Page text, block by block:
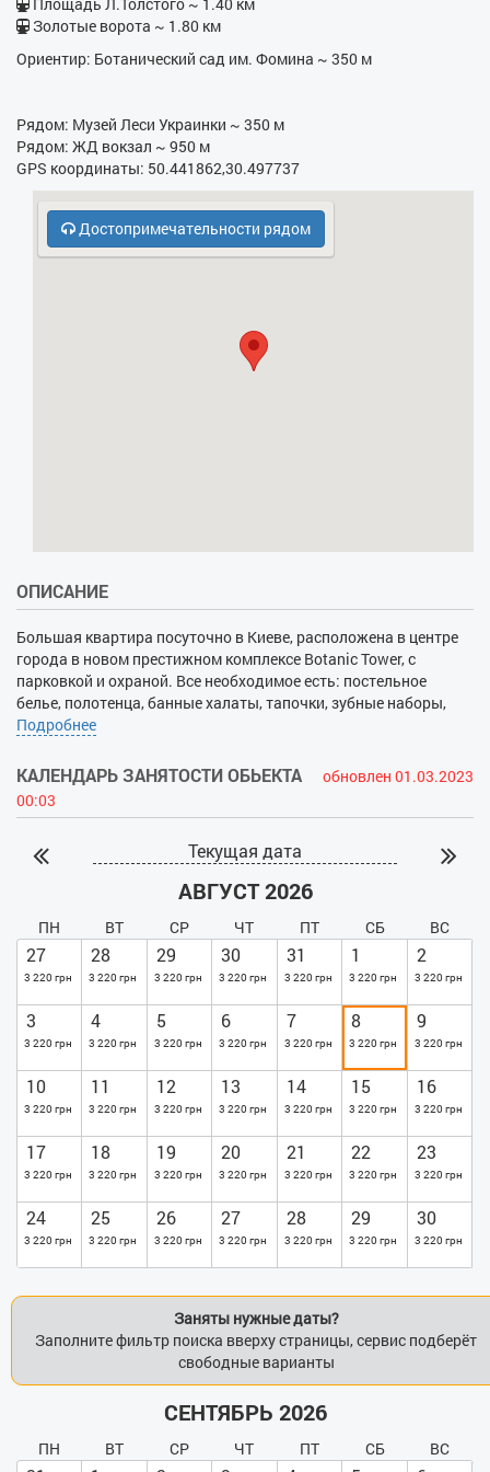
- Бойлер
- Фен
- Электрочайник
- Кухонная плита
- СВЧ
Золотые ворота ~ 1.80 км
Ориентир: Ботанический сад им. Фомина ~ 350 м
Рядом: Музей Леси Украинки ~ 350 м
Рядом: ЖД вокзал ~ 950 м
GPS координаты: 50.441862,30.497737
Достопримечательности рядом
ОПИСАНИЕ
Большая квартира посуточно в Киеве, расположена в центре
города в новом престижном комплексе Botanic Tower, с
парковкой и охраной. Все необходимое есть: постельное
белье, полотенца, банные халаты, тапочки, зубные наборы,
посуда, куллер с питьевой водой. Количество спальных мест:
ботанический сад. Рядом ст. метро Вокзальная, Университет.
Много уютных кафе и ресторанов.
Подробнее
КАЛЕНДАРЬ ЗАНЯТОСТИ ОБЬЕКТА
обновлен 01.03.2023
00:03
Текущая дата
АВГУСТ 2026
ПН ВТ СР ЧТ ПТ СБ ВС
27
3 220 грн
28
3 220 грн
29
3 220 грн
30
3 220 грн
31
3 220 грн
1
3 220 грн
2
3 220 грн
3
3 220 грн
4
3 220 грн
5
3 220 грн
6
3 220 грн
7
3 220 грн
8
3 220 грн
9
3 220 грн
10
3 220 грн
11
3 220 грн
12
3 220 грн
13
3 220 грн
14
3 220 грн
15
3 220 грн
16
3 220 грн
17
3 220 грн
18
3 220 грн
19
3 220 грн
20
3 220 грн
21
3 220 грн
22
3 220 грн
23
3 220 грн
24
3 220 грн
25
3 220 грн
26
3 220 грн
27
3 220 грн
28
3 220 грн
29
3 220 грн
30
3 220 грн
Заняты нужные даты?
Заполните фильтр поиска вверху страницы, сервис подберёт
свободные варианты
СЕНТЯБРЬ 2026
ПН ВТ СР ЧТ ПТ СБ ВС